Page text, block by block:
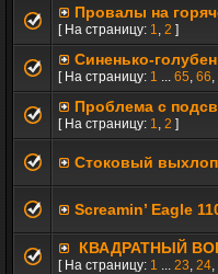
Провалы на
[ На страницу: 1, 2 ]
Синенько-
[ На страницу: 1 ... 65, 66,
Проблема с
[ На страницу: 1, 2 ]
Стоковый выхлоп
Screamin’ Eagle
КВАДРАТНЫЙ
[ На страницу: 1 ... 23, 24,